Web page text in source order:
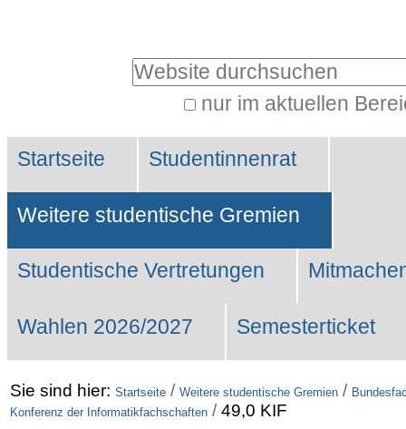
Website durchsuchen
nur im aktuellen
Suche…
Sektionen
Startseite Studentinnenrat
Weitere studentische Gremien
Studentische Vertretungen
Wahlen 2026/2027 Semesterticket
Sie sind hier: Startseite / Weitere studentische Gremien /
Konferenz der Informatikfachschaften / 49,0 KIF